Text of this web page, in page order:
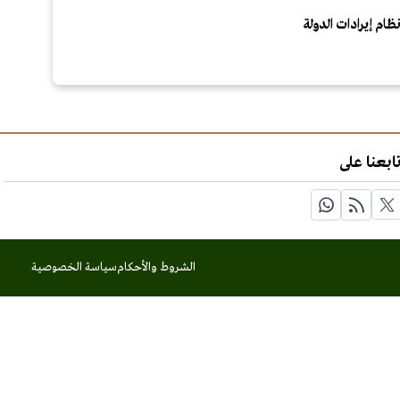
نظام إيرادات الدولة
على
الشروط والأحكامسياسة الخصوصية